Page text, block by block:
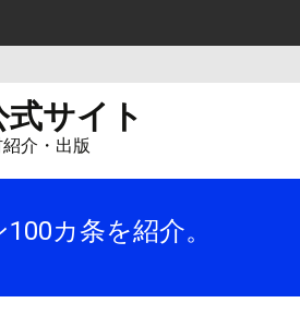
サイト
介・出版
カ条を紹介。